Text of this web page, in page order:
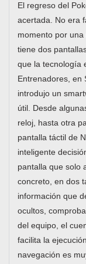
El regreso del
acertada. No era
momento por
tiene dos
que la tecnología
Entrenadores, en
introdujo un
útil. Desde
reloj, hasta otra
pantalla táctil de
inteligente
pantalla que solo
concreto, en dos
información que
ocultos,
del equipo, el
facilita la
navegación es